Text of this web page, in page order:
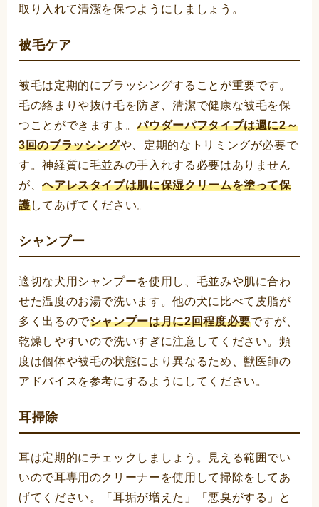
取り入れて清潔を保つようにしましょう。
被毛ケア
被毛は定期的にブラッシングすることが重要です。
毛の絡まりや抜け毛を防ぎ、清潔で健康な被毛を保
つことができますよ。パウダーパフタイプは週に2～
3回のブラッシングや、定期的なトリミングが必要で
す。神経質に毛並みの手入れする必要はありません
が、ヘアレスタイプは肌に保湿クリームを塗って保
護してあげてください。
シャンプー
適切な犬用シャンプーを使用し、毛並みや肌に合わ
せた温度のお湯で洗います。他の犬に比べて皮脂が
多く出るのでシャンプーは月に2回程度必要ですが、
乾燥しやすいので洗いすぎに注意してください。頻
度は個体や被毛の状態により異なるため、獣医師の
アドバイスを参考にするようにしてください。
耳掃除
耳は定期的にチェックしましょう。見える範囲でい
いので耳専用のクリーナーを使用して掃除をしてあ
げてください。「耳垢が増えた」「悪臭がする」と